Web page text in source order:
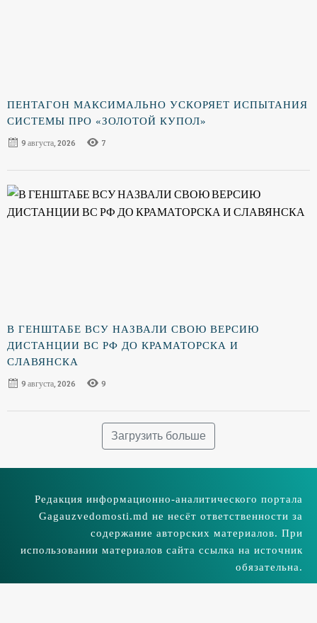
ПЕНТАГОН МАКСИМАЛЬНО УСКОРЯЕТ ИСПЫТАНИЯ
СИСТЕМЫ ПРО «ЗОЛОТОЙ КУПОЛ»
9 августа, 2026
7
В ГЕНШТАБЕ ВСУ НАЗВАЛИ СВОЮ ВЕРСИЮ
ДИСТАНЦИИ ВС РФ ДО КРАМАТОРСКА И
СЛАВЯНСКА
9 августа, 2026
9
Загрузить больше
Редакция информационно-аналитического портала
Gagauzvedomosti.md не несёт ответственности за
содержание авторских материалов. При
использовании материалов сайта ссылка на источник
обязательна.